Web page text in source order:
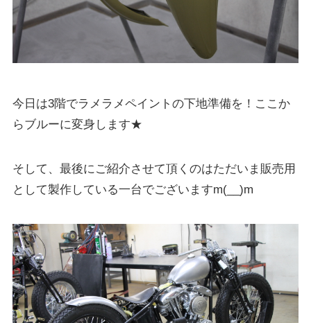
今日は3階でラメラメペイントの下地準備を！ここか
らブルーに変身します★
そして、最後にご紹介させて頂くのはただいま販売用
として製作している一台でございますm(__)m